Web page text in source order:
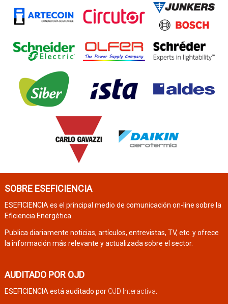
SOBRE ESEFICIENCIA
ESEFICIENCIA es el principal medio de comunicación on-line sobre la
Eficiencia Energética.
Publica diariamente noticias, artículos, entrevistas, TV, etc. y ofrece
la información más relevante y actualizada sobre el sector.
AUDITADO POR OJD
ESEFICIENCIA está auditado por OJD Interactiva